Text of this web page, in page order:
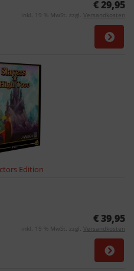
€ 29,95
inkl. 19 % MwSt. zzgl. Versandkosten
Edition
€ 39,95
inkl. 19 % MwSt. zzgl. Versandkosten